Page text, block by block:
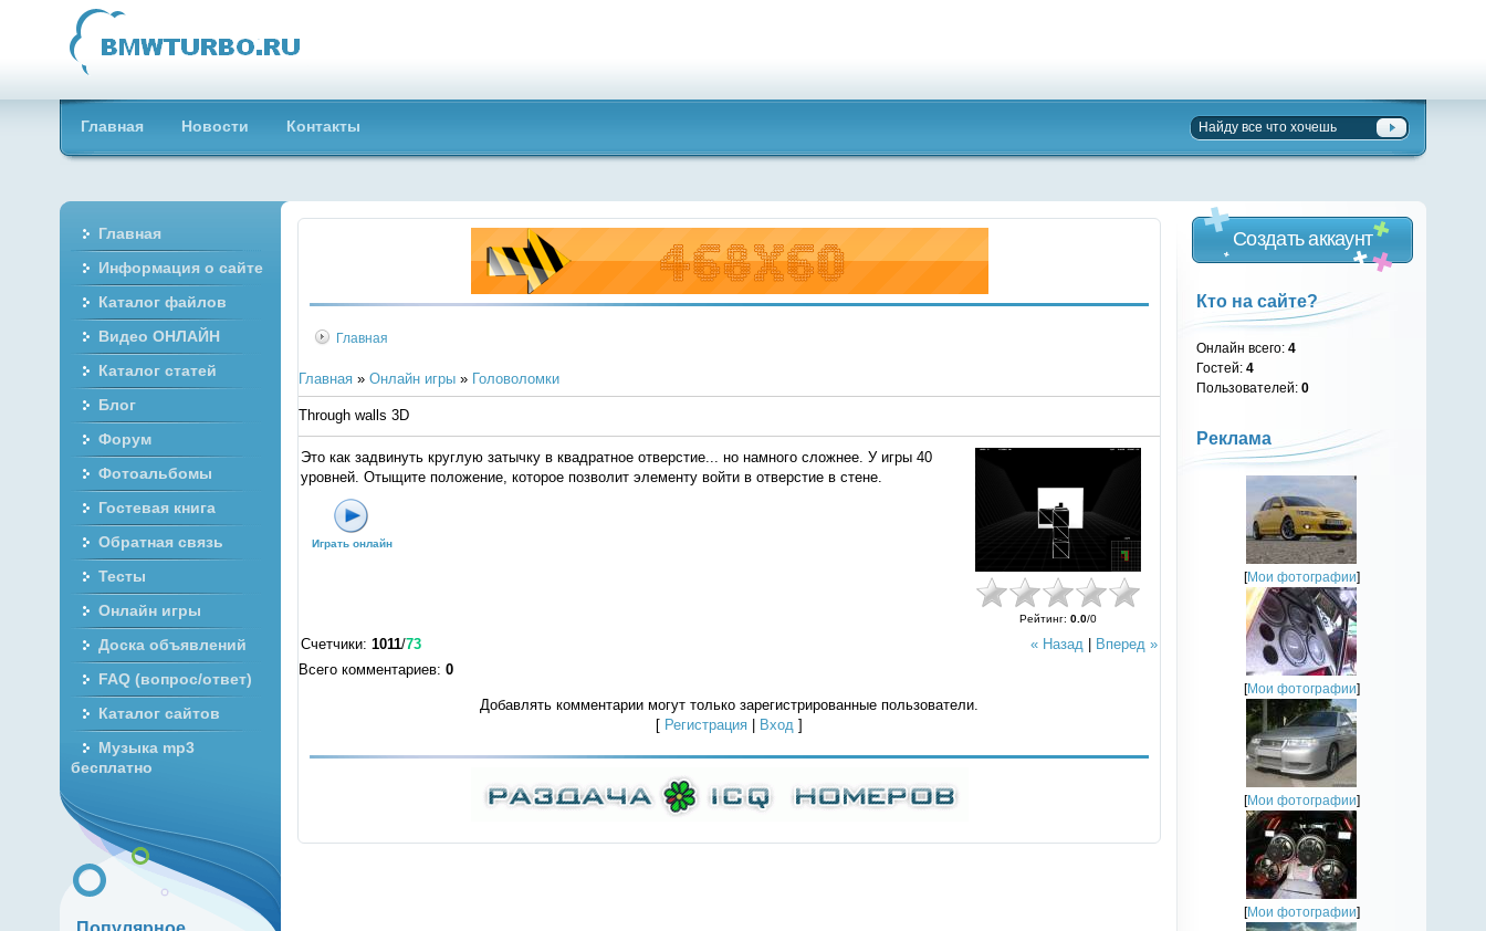
Главная Новости Контакты
Главная
Главная» Онлайн игры» Головоломки
Through walls 3D
Это как задвинуть круглую затычку в квадратное отверстие... но намного сложнее. У игры 40
уровней. Отыщите положение, которое позволит элементу войти в отверстие в стене.
Играть онлайн
Рейтинг: 0.0/0
« Назад | Вперед »
Счетчики: 1011/73
Всего комментариев: 0
Добавлять комментарии могут только зарегистрированные пользователи.
[ Регистрация | Вход ]
Создать аккаунт
Кто на сайте?
Онлайн всего:4
Гостей:4
Пользователей:0
Реклама
[Мои фотографии]
[Мои фотографии]
[Мои фотографии]
[Мои фотографии]
Главная
Информация о сайте
Каталог файлов
Видео ОНЛАЙН
Каталог статей
Блог
Форум
Фотоальбомы
Гостевая книга
Обратная связь
Тесты
Онлайн игры
Доска объявлений
FAQ (вопрос/ответ)
Каталог сайтов
Музыка mp3
бесплатно